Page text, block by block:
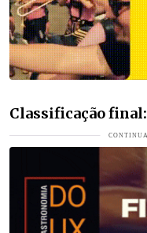
Classificação final: